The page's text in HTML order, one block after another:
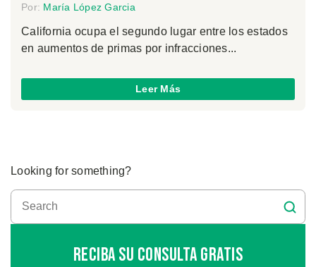
Por: María López Garcia
California ocupa el segundo lugar entre los estados
en aumentos de primas por infracciones...
Leer Más
Looking for something?
Reciba Su Consulta Gratis